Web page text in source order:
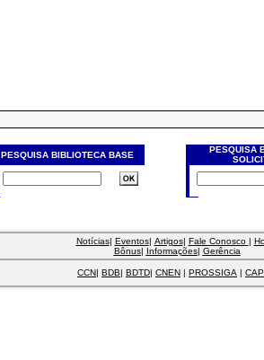
PESQUISA BIBLIOTECA BASE
PESQUISA
Notícias| Eventos| Artigos| Fale Conosco |
Bônus| Informações| Gerência
CCN| BDB| BDTD| CNEN | PROSSIGA |